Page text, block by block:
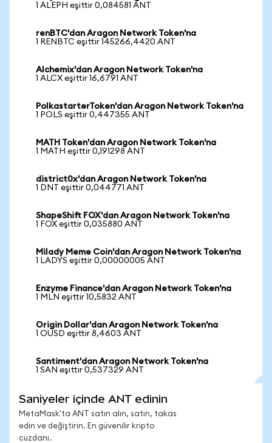
1 ALEPH eşittir 0,084581 ANT
renBTC'dan Aragon Network Token'na
1 RENBTC eşittir 145266,4420 ANT
Alchemix'dan Aragon Network Token'na
1 ALCX eşittir 16,6791 ANT
PolkastarterToken'dan Aragon Network Token'na
1 POLS eşittir 0,447355 ANT
MATH Token'dan Aragon Network Token'na
1 MATH eşittir 0,191298 ANT
district0x'dan Aragon Network Token'na
1 DNT eşittir 0,044771 ANT
ShapeShift FOX'dan Aragon Network Token'na
1 FOX eşittir 0,035880 ANT
Milady Meme Coin'dan Aragon Network Token'na
1 LADYS eşittir 0,00000005 ANT
Enzyme Finance'dan Aragon Network Token'na
1 MLN eşittir 10,5832 ANT
Origin Dollar'dan Aragon Network Token'na
1 OUSD eşittir 8,4603 ANT
Santiment'dan Aragon Network Token'na
1 SAN eşittir 0,537329 ANT
Saniyeler içinde ANT edinin
MetaMask'ta ANT satın alın, satın, takas
edin ve değiştirin. En güvenilir kripto
cüzdanı.